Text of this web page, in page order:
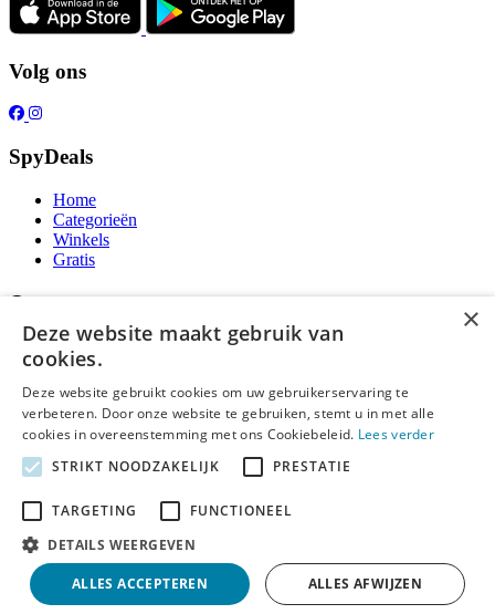
Volg ons
SpyDeals
Home
Categorieën
Winkels
Gratis
Over ons
Over ons
Contact
Publicatieregels
Legal
Privacy
Algemene Voorwaarden
Notice and Takedown
Copyright ©SpyDeals 2026. Alle rechten voorbehouden.
×
Deze website maakt gebruik van
cookies.
Deze website gebruikt cookies om uw gebruikerservaring te
verbeteren. Door onze website te gebruiken, stemt u in met alle
cookies in overeenstemming met ons Cookiebeleid. Lees verder
STRIKT NOODZAKELIJK
PRESTATIE
TARGETING
FUNCTIONEEL
DETAILS WEERGEVEN
ALLES ACCEPTEREN ALLES AFWIJZEN